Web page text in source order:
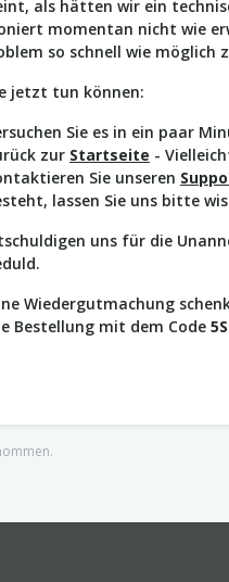
als hätten wir ein
momentan nicht wie
so schnell wie möglich
jetzt tun können:
Sie es in ein paar
zur Startseite -
Sie unseren
lassen Sie uns bitte
uns für die
Wiedergutmachung
Bestellung mit dem Code